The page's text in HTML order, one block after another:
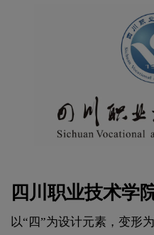
四川职业技术学
以“四”为设计元素，变形